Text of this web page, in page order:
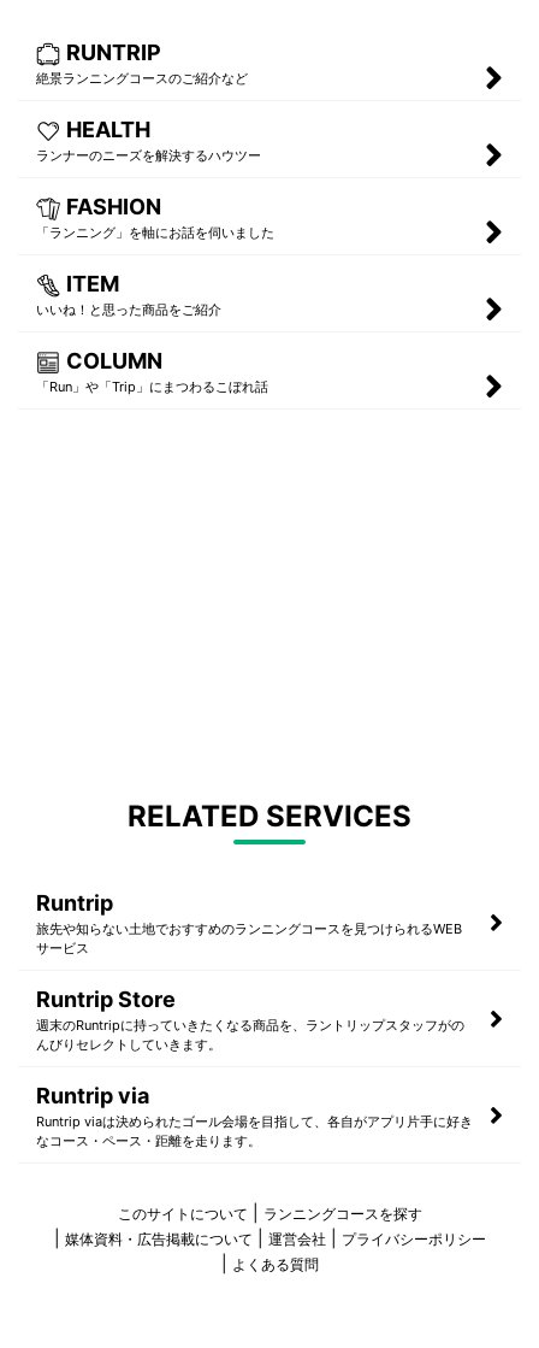
RUNTRIP
絶景ランニングコースのご紹介など
HEALTH
ランナーのニーズを解決するハウツー
FASHION
「ランニング」を軸にお話を伺いました
ITEM
いいね！と思った商品をご紹介
COLUMN
「Run」や「Trip」にまつわるこぼれ話
RELATED SERVICES
Runtrip
旅先や知らない土地でおすすめのランニングコースを見つけられるWEB
サービス
Runtrip Store
週末のRuntripに持っていきたくなる商品を、ラントリップスタッフがの
んびりセレクトしていきます。
Runtrip via
Runtrip viaは決められたゴール会場を目指して、各自がアプリ片手に好き
なコース・ペース・距離を走ります。
このサイトについて
ランニングコースを探す
媒体資料・広告掲載について
運営会社
プライバシーポリシー
よくある質問